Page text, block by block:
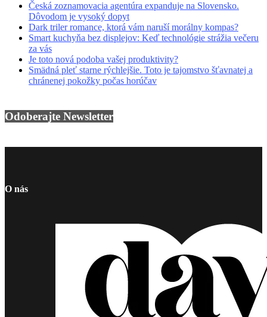
Česká zoznamovacia agentúra expanduje na Slovensko.
Dôvodom je vysoký dopyt
Dark triler romance, ktorá vám naruší morálny kompas?
Smart kuchyňa bez displejov: Keď technológie strážia večeru
za vás
Je toto nová podoba vašej produktivity?
Smädná pleť starne rýchlejšie. Toto je tajomstvo šťavnatej a
chránenej pokožky počas horúčav
Odoberajte Newsletter
O nás